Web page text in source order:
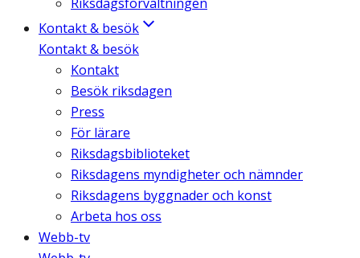
Kontakt & besök
Kontakt & besök
Kontakt
Besök riksdagen
Press
För lärare
Riksdagsbiblioteket
Riksdagens myndigheter och nämnder
Riksdagens byggnader och konst
Arbeta hos oss
Webb-tv